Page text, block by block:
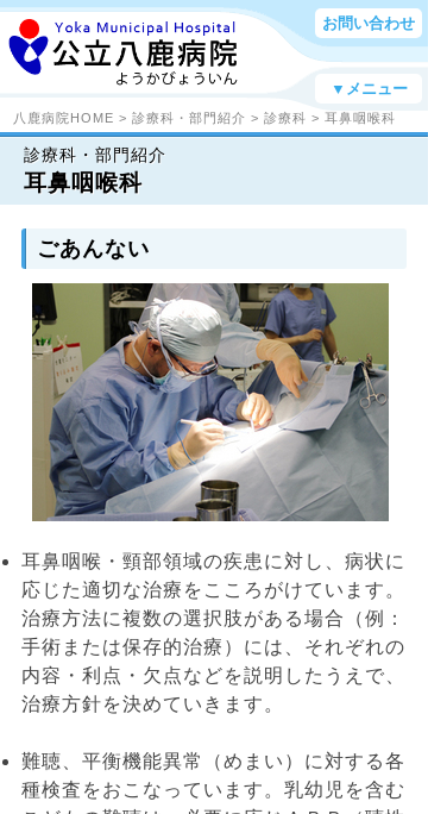
お問い合わせ
▼メニュー
八鹿病院HOME > 診療科・部門紹介 > 診療科 > 耳鼻咽喉科
診療科・部門紹介
耳鼻咽喉科
ごあんない
耳鼻咽喉・頸部領域の疾患に対し、病状に
応じた適切な治療をこころがけています。
治療方法に複数の選択肢がある場合（例：
手術または保存的治療）には、それぞれの
内容・利点・欠点などを説明したうえで、
治療方針を決めていきます。
難聴、平衡機能異常（めまい）に対する各
種検査をおこなっています。乳幼児を含む